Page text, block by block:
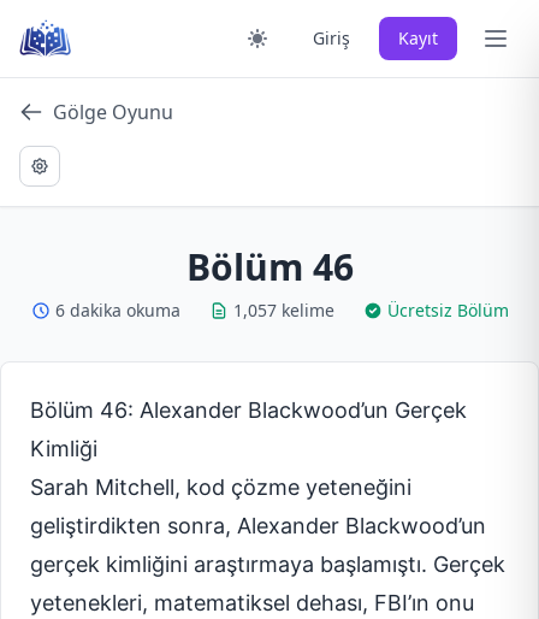
content
Giriş Kayıt Ana
Gölge Oyunu
Bölüm 46
6 dakika okuma 1,057 kelime Ücretsiz Bölüm
Bölüm 46: Alexander Blackwood’un Gerçek
Kimliği
Sarah Mitchell, kod çözme yeteneğini
geliştirdikten sonra, Alexander Blackwood’un
gerçek kimliğini araştırmaya başlamıştı. Gerçek
yetenekleri, matematiksel dehası, FBI’ın onu